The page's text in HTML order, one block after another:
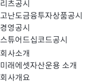
리츠공시
고난도금융투자상품공시
경영공시
스튜어드십코드공시
회사소개
미래에셋자산운용 소개
회사개요
자본시장과 금융투자업
30일 펀드의 잔여 원본
펀드명: 미래에셋맵스호